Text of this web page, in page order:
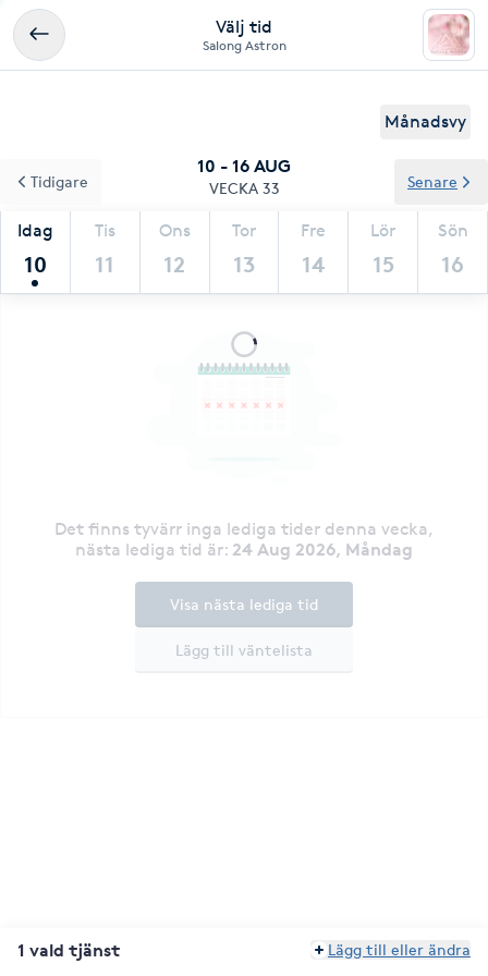
Välj tid
Salong Astron
Månadsvy
10 - 16 AUG
VECKA 33
Idag
10
Tis
11
Ons
12
Tor
13
Fre
14
Lör
15
Sön
16
Tidigare Senare
Det finns tyvärr inga lediga tider denna vecka,
nästa lediga tid är: 24 Aug 2026, Måndag
Lägg till väntelista
Visa nästa lediga tid
1 vald tjänst Lägg till eller ändra